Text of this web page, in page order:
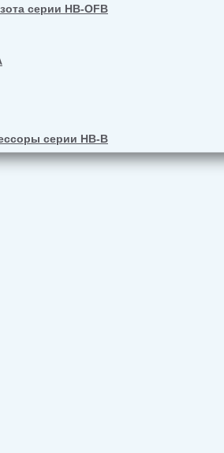
серии HB-OFB
серии HB-B